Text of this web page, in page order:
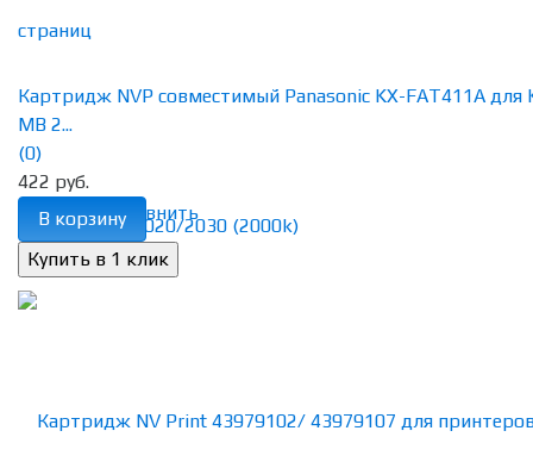
избранное сравнить
Картридж NVP совместимый Panasonic KX-FAT411А для
MB 2...
(0)
422 руб.
В корзину